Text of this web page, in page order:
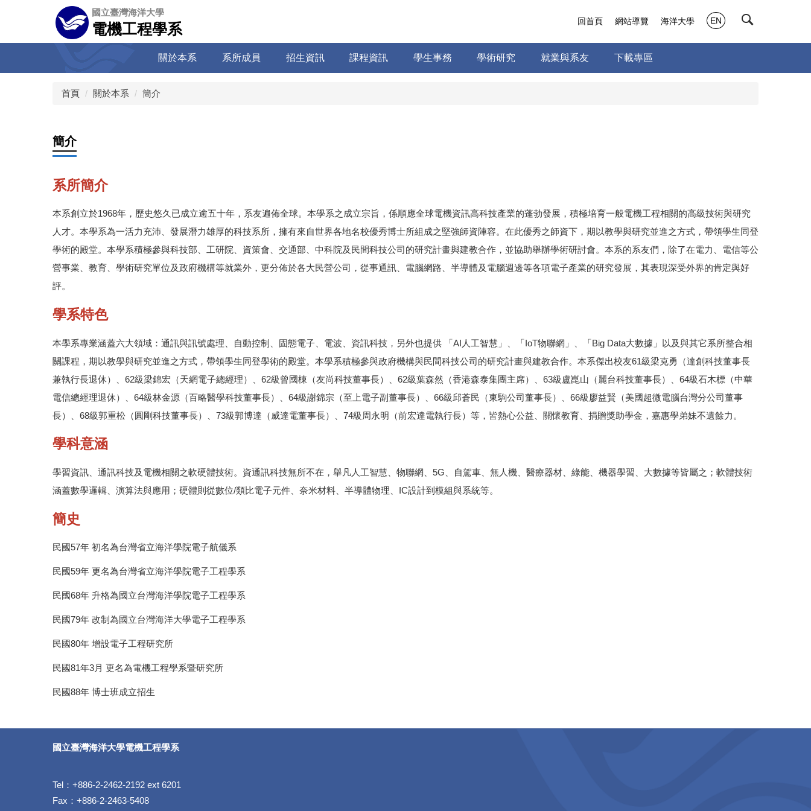
容
國立臺灣海洋大學
電機工程學系
關於本系 系所成員 招生資訊 課程資訊 學生事務 學術研究 就業與系友 下載專區
回首頁 網站導覽 海洋大學 EN
首頁 關於本系 簡介
簡介
系所簡介
本系創立於1968年，歷史悠久已成立逾五十年，系友遍佈全球。本學系之成立宗旨，係順應全球電機資訊高科技產業的蓬勃發展，積極培育一般電機工程相關的高級技術與研究
人才。本學系為一活力充沛、發展潛力雄厚的科技系所，擁有來自世界各地名校優秀博士所組成之堅強師資陣容。在此優秀之師資下，期以教學與研究並進之方式，帶領學生同登
學術的殿堂。本學系積極參與科技部、工研院、資策會、交通部、中科院及民間科技公司的研究計畫與建教合作，並協助舉辦學術研討會。本系的系友們，除了在電力、電信等公
營事業、教育、學術研究單位及政府機構等就業外，更分佈於各大民營公司，從事通訊、電腦網路、半導體及電腦週邊等各項電子產業的研究發展，其表現深受外界的肯定與好
評。
學系特色
本學系專業涵蓋六大領域：通訊與訊號處理、自動控制、固態電子、電波、資訊科技，另外也提供 「AI人工智慧」、「IoT物聯網」、「Big Data大數據」以及與其它系所整合相
關課程，期以教學與研究並進之方式，帶領學生同登學術的殿堂。本學系積極參與政府機構與民間科技公司的研究計畫與建教合作。本系傑出校友61級梁克勇（達創科技董事長
兼執行長退休）、62級梁錦宏（天網電子總經理）、62級曾國棟（友尚科技董事長）、62級葉森然（香港森泰集團主席）、63級盧崑山（麗台科技董事長）、64級石木標（中華
電信總經理退休）、64級林金源（百略醫學科技董事長）、64級謝錦宗（至上電子副董事長）、66級邱蒼民（東駒公司董事長）、66級廖益賢（美國超微電腦台灣分公司董事
長）、68級郭重松（圓剛科技董事長）、73級郭博達（威達電董事長）、74級周永明（前宏達電執行長）等，皆熱心公益、關懷教育、捐贈獎助學金，嘉惠學弟妹不遺餘力。
學科意涵
學習資訊、通訊科技及電機相關之軟硬體技術。資通訊科技無所不在，舉凡人工智慧、物聯網、5G、自駕車、無人機、醫療器材、綠能、機器學習、大數據等皆屬之；軟體技術
涵蓋數學邏輯、演算法與應用；硬體則從數位/類比電子元件、奈米材料、半導體物理、IC設計到模組與系統等。
簡史
民國57年 初名為台灣省立海洋學院電子航儀系
民國59年 更名為台灣省立海洋學院電子工程學系
民國68年 升格為國立台灣海洋學院電子工程學系
民國79年 改制為國立台灣海洋大學電子工程學系
民國80年 增設電子工程研究所
民國81年3月 更名為電機工程學系暨研究所
民國88年 博士班成立招生
國立臺灣海洋大學電機工程學系
Tel：+886-2-2462-2192 ext 6201
Fax：+886-2-2463-5408